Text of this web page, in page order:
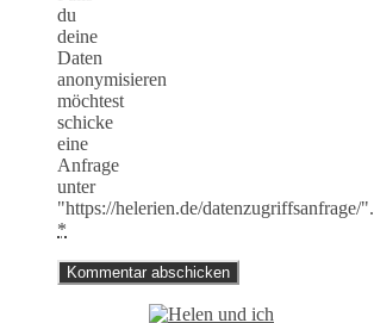
du
deine
Daten
anonymisieren
möchtest
schicke
eine
Anfrage
unter
"https://helerien.de/datenzugriffsanfrage/".
*